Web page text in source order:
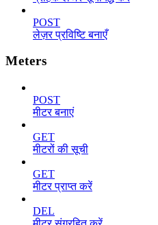
POST
लेज़र प्रविष्टि बनाएँ
Meters
POST
मीटर बनाएं
GET
मीटरों की सूची
GET
मीटर प्राप्त करें
DEL